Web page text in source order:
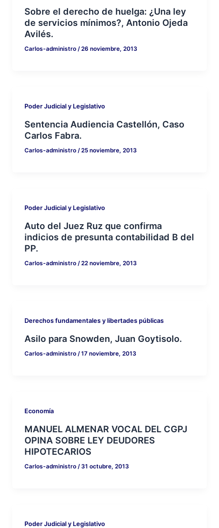
Sobre el derecho de huelga: ¿Una ley
de servicios mínimos?, Antonio Ojeda
Avilés.
Carlos-administro /26 noviembre, 2013
Poder Judicial y Legislativo
Sentencia Audiencia Castellón, Caso
Carlos Fabra.
Carlos-administro /25 noviembre, 2013
Poder Judicial y Legislativo
Auto del Juez Ruz que confirma
indicios de presunta contabilidad B del
PP.
Carlos-administro /22 noviembre, 2013
Derechos fundamentales y libertades públicas
Asilo para Snowden, Juan Goytisolo.
Carlos-administro /17 noviembre, 2013
Economía
MANUEL ALMENAR VOCAL DEL CGPJ
OPINA SOBRE LEY DEUDORES
HIPOTECARIOS
Carlos-administro /31 octubre, 2013
Poder Judicial y Legislativo